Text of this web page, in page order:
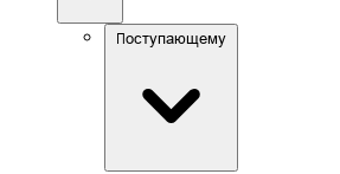
Поступающему